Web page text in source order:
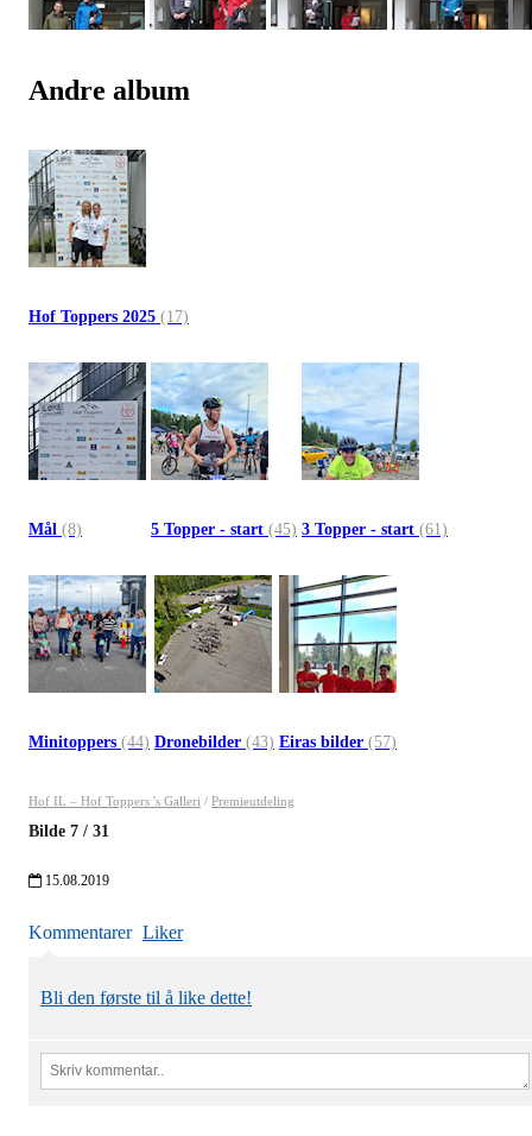
Andre album
Hof Toppers 2025 (17)
Mål (8) 5 Topper - start (45) 3 Topper - start (61)
Minitoppers (44) Dronebilder (43) Eiras bilder (57)
Hof IL – Hof Toppers 's Galleri / Premieutdeling
Bilde 7 / 31
15.08.2019
Kommentarer Liker
Bli den første til å like dette!